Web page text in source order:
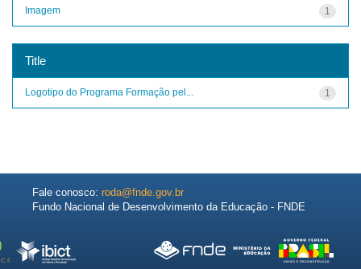
1
Imagem
Title
1
Logotipo do Programa Formação pel...
Fale conosco: roda@fnde.gov.br
Fundo Nacional de Desenvolvimento da Educação - FNDE